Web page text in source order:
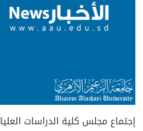
إجتماع مجلس كلية الدراسات العليا